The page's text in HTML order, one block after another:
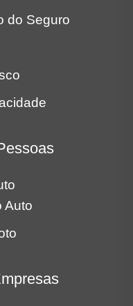
do Seguro
Auto